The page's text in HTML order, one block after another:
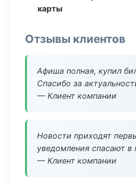
карты
Отзывы клиентов
Афиша полная, купил
Спасибо за
— Клиент компании
Новости приходят
уведомления спасают в
— Клиент компании